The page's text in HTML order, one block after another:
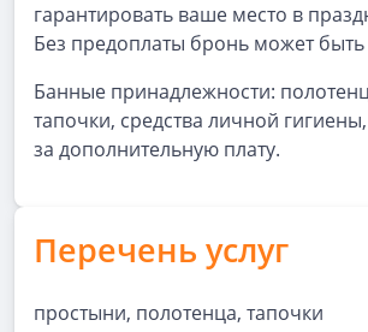
гарантировать ваше место в
Без предоплаты бронь может быть
Банные принадлежности:
тапочки, средства личной
за дополнительную плату.
Перечень услуг
простыни, полотенца, тапочки